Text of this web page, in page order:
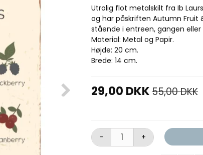
Utrolig flot metalskilt fra Ib
og har påskriften Autumn Fruit
stående i entreen, gangen
Material: Metal og Papir.
Højde: 20 cm.
Brede: 14 cm.
29,00 DKK55,00 DKK
- +